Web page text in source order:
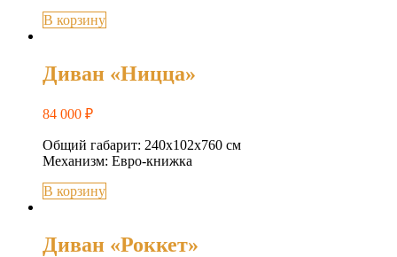
В корзину
Диван «Ницца»
84 000 ₽
Общий габарит: 240x102x760 см
Механизм: Евро-книжка
В корзину
Диван «Роккет»